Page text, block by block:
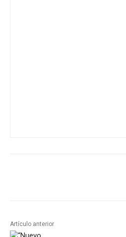
Artículo anterior